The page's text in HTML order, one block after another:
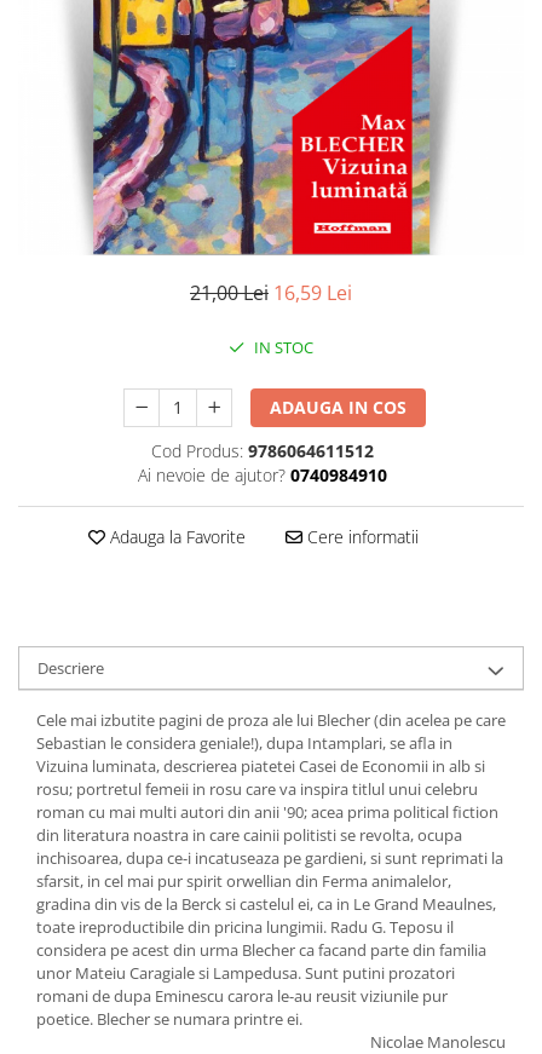
Literatura
Contemporana
Universala
Universala
Non-fictiune
Publicistica / Reportaje / Interviuri
Sociologie si filozofie
21,00 Lei 16,59 Lei
IN STOC
ADAUGA IN COS
Cod Produs: 9786064611512
Ai nevoie de ajutor? 0740984910
Adauga la Favorite Cere informatii
Descriere
Cele mai izbutite pagini de proza ale lui Blecher (din acelea pe care
Sebastian le considera geniale!), dupa Intamplari, se afla in
Vizuina luminata, descrierea piatetei Casei de Economii in alb si
rosu; portretul femeii in rosu care va inspira titlul unui celebru
roman cu mai multi autori din anii '90; acea prima political fiction
din literatura noastra in care cainii politisti se revolta, ocupa
inchisoarea, dupa ce-i incatuseaza pe gardieni, si sunt reprimati la
sfarsit, in cel mai pur spirit orwellian din Ferma animalelor,
gradina din vis de la Berck si castelul ei, ca in Le Grand Meaulnes,
toate ireproductibile din pricina lungimii. Radu G. Teposu il
considera pe acest din urma Blecher ca facand parte din familia
unor Mateiu Caragiale si Lampedusa. Sunt putini prozatori
romani de dupa Eminescu carora le-au reusit viziunile pur
poetice. Blecher se numara printre ei.
Nicolae Manolescu